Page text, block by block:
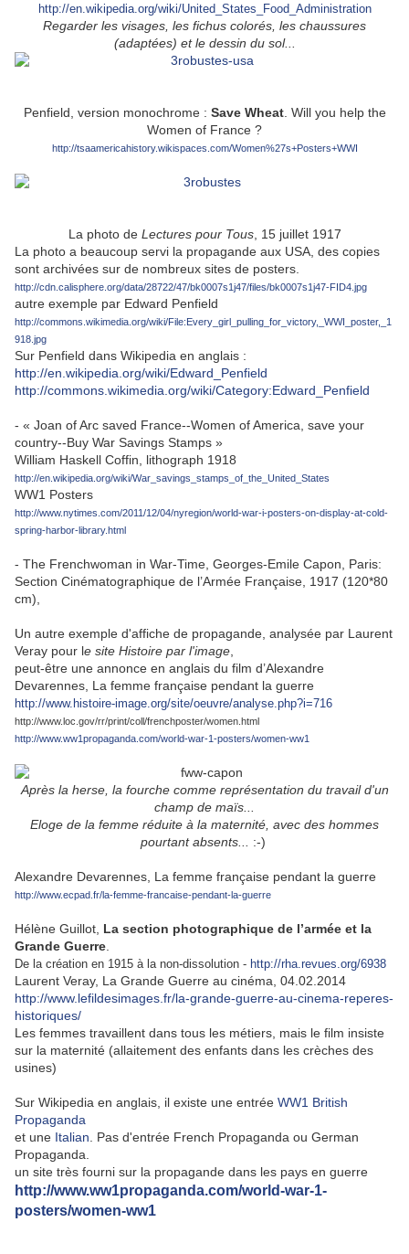
http://en.wikipedia.org/wiki/United_States_Food_Administration
Regarder les visages, les fichus colorés, les chaussures
(adaptées) et le dessin du sol...
Penfield, version monochrome : Save Wheat. Will you help the
Women of France ?
http://tsaamericahistory.wikispaces.com/Women%27s+Posters+WWI
La photo de Lectures pour Tous, 15 juillet 1917
La photo a beaucoup servi la propagande aux USA, des copies
sont archivées sur de nombreux sites de posters.
http://cdn.calisphere.org/data/28722/47/bk0007s1j47/files/bk0007s1j47-FID4.jpg
autre exemple par Edward Penfield
http://commons.wikimedia.org/wiki/File:Every_girl_pulling_for_victory,_WWI_poster,_1
918.jpg
Sur Penfield dans Wikipedia en anglais :
http://en.wikipedia.org/wiki/Edward_Penfield
http://commons.wikimedia.org/wiki/Category:Edward_Penfield
- « Joan of Arc saved France--Women of America, save your
country--Buy War Savings Stamps »
William Haskell Coffin, lithograph 1918
http://en.wikipedia.org/wiki/War_savings_stamps_of_the_United_States
WW1 Posters
http://www.nytimes.com/2011/12/04/nyregion/world-war-i-posters-on-display-at-cold-
spring-harbor-library.html
- The Frenchwoman in War-Time, Georges-Emile Capon, Paris:
Section Cinématographique de l’Armée Française, 1917 (120*80
cm),
Un autre exemple d'affiche de propagande, analysée par Laurent
Veray pour le site Histoire par l'image
peut-être une annonce en anglais du film d’Alexandre
Devarennes, La femme française pendant la guerre
http://www.histoire-image.org/site/oeuvre/analyse.php?i=716
http://www.loc.gov/rr/print/coll/frenchposter/women.html
http://www.ww1propaganda.com/world-war-1-posters/women-ww1
Après la herse, la fourche comme représentation du travail d'un
champ de maïs...
Eloge de la femme réduite à la maternité, avec des hommes
pourtant absents... :-)
Alexandre Devarennes, La femme française pendant la guerre
http://www.ecpad.fr/la-femme-francaise-pendant-la-guerre
Hélène Guillot, La section photographique de l’armée et la
Grande Guerre
De la création en 1915 à la non-dissolution - http://rha.revues.org/6938
Laurent Veray, La Grande Guerre au cinéma, 04.02.2014
http://www.lefildesimages.fr/la-grande-guerre-au-cinema-reperes-
historiques/
Les femmes travaillent dans tous les métiers, mais le film insiste
sur la maternité (allaitement des enfants dans les crèches des
usines)
Sur Wikipedia en anglais, il existe une entrée WW1 British
Propaganda
et une Italian . Pas d'entrée French Propaganda ou German
Propaganda.
un site très fourni sur la propagande dans les pays en guerre
http://www.ww1propaganda.com/world-war-1-
posters/women-ww1